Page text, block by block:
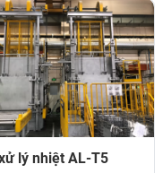
lý nhiệt AL-T5